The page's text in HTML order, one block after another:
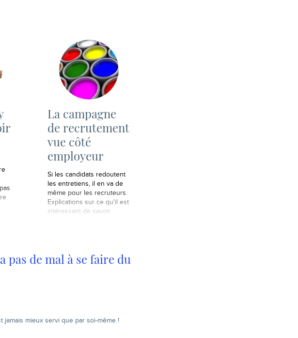
La campagne
de recrutement
vue côté
employeur
Si les candidats redoutent
les entretiens, il en va de
même pour les recruteurs.
Explications sur ce qu'il est
intéressant de savoir...
pas de mal à se faire du
jamais mieux servi que par soi-même !